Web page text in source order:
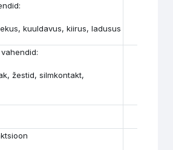
kuuldavus, kiirus, ladusus
žestid, silmkontakt,